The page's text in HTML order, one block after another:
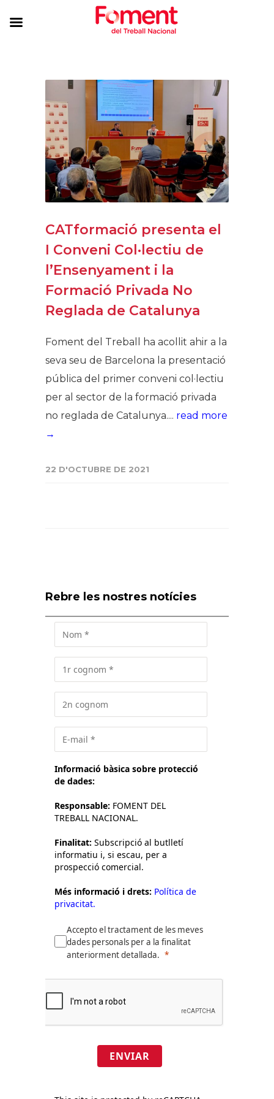
CATformació presenta el
I Conveni Col·lectiu de
l’Ensenyament i la
Formació Privada No
Reglada de Catalunya
Foment del Treball ha acollit ahir a la
seva seu de Barcelona la presentació
pública del primer conveni col·lectiu
per al sector de la formació privada
no reglada de Catalunya.... read more
→
22 D'OCTUBRE DE 2021
Rebre les nostres notícies
Informació bàsica sobre protecció
de dades:
Responsable: FOMENT DEL
TREBALL NACIONAL.
Finalitat: Subscripció al butlletí
informatiu i, si escau, per a
prospecció comercial.
Més informació i drets: Política de
privacitat.
Accepto el tractament de les meves
dades personals per a la finalitat
anteriorment detallada.
ENVIAR